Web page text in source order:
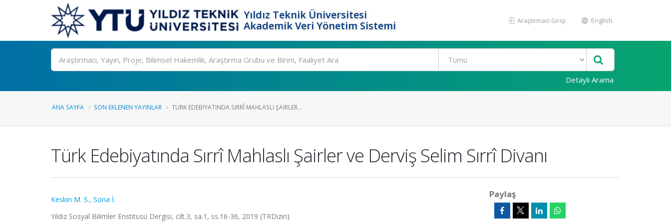
Yıldız Teknik Üniversitesi
Akademik Veri Yönetim Sistemi
Araştırmacı Girişi English
Ara
Detaylı Arama
ANA SAYFA SON EKLENEN YAYINLAR TÜRK EDEBIYATINDA SIRRÎ MAHLASLI ŞAIRLER...
Türk Edebiyatında Sırrî Mahlaslı Şairler ve Derviş Selim Sırrî Divanı
Keskin M. S., Sona İ.
Yıldız Sosyal Bilimler Enstitüsü Dergisi, cilt.3, sa.1, ss.16-36, 2019 (TRDizin)
Paylaş